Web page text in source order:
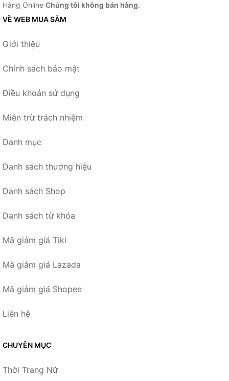
Hàng Online Chúng tôi không bán hàng.
VỀ WEB MUA SẮM
Giới thiệu
Chính sách bảo mật
Điều khoản sử dụng
Miễn trừ trách nhiệm
Danh mục
Danh sách thương hiệu
Danh sách Shop
Danh sách từ khóa
Mã giảm giá Tiki
Mã giảm giá Lazada
Mã giảm giá Shopee
Liên hệ
CHUYÊN MỤC
Thời Trang Nữ